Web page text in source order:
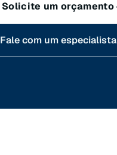
Sergipe (SE)
Tocantins (TO)
Solicite um orçamento
Fale com um especialista